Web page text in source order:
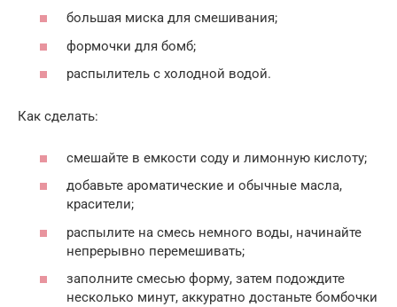
большая миска для смешивания;
формочки для бомб;
распылитель с холодной водой.
Как сделать:
смешайте в емкости соду и лимонную кислоту;
добавьте ароматические и обычные масла,
красители;
распылите на смесь немного воды, начинайте
непрерывно перемешивать;
заполните смесью форму, затем подождите
несколько минут, аккуратно достаньте бомбочки